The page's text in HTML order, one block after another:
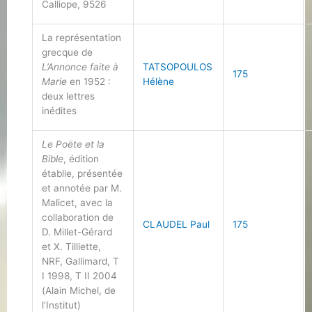
Calliope, 9526
La représentation
grecque de
L’Annonce faite à
Marie en 1952 :
deux lettres
inédites
TATSOPOULOS
Hélène
175
Le Poëte et la
Bible, édition
établie, présentée
et annotée par M.
Malicet, avec la
collaboration de
D. Millet-Gérard
et X. Tilliette,
NRF, Gallimard, T
I 1998, T II 2004
(Alain Michel, de
l’Institut)
CLAUDEL Paul 175